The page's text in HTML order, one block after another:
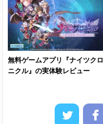
無料ゲームアプリ『ナイツクロ
ニクル』の実体験レビュー